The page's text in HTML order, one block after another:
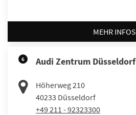
MEHR INFOS
6 Audi Zentrum Düsseldorf
Höherweg 210
40233 Düsseldorf
+49 211 - 92323300